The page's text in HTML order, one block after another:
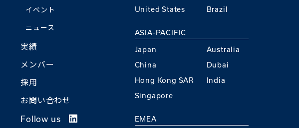
イベント
ニュース
実績
メンバー
採用
お問い合わせ
Follow us
United States
Brazil
ASIA-PACIFIC
Japan
Australia
China
Dubai
Hong Kong SAR
India
Singapore
EMEA